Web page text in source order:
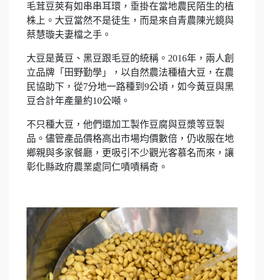
毛茸豆莢有如串串耳環，垂掛在當地農民陌生的植
株上。大豆當然不是徒生，而是來自青農陳光鏡與
蔡慧璇夫妻檔之手。
大豆是黃豆、黑豆跟毛豆的統稱。2016年，兩人創
立品牌「田野勤學」，以自然農法種植大豆，在農
民協助下，從7分地一路種到9公頃，如今黃豆與黑
豆合計年產量約10公噸。
不只種大豆，他們還加工製作豆腐與豆漿等豆製
品。儘管產品價格高出市場均價數倍，仍收服在地
鄉親與多家餐廳，更吸引不少觀光客慕名而來，讓
彰化縣政府農業處同仁嘖嘖稱奇。